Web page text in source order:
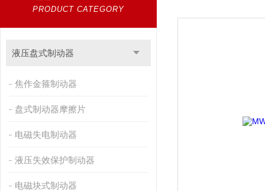
PRODUCT CATEGORY
液压盘式制动器
焦作金箍制动器
盘式制动器摩擦片
电磁失电制动器
液压失效保护制动器
电磁块式制动器